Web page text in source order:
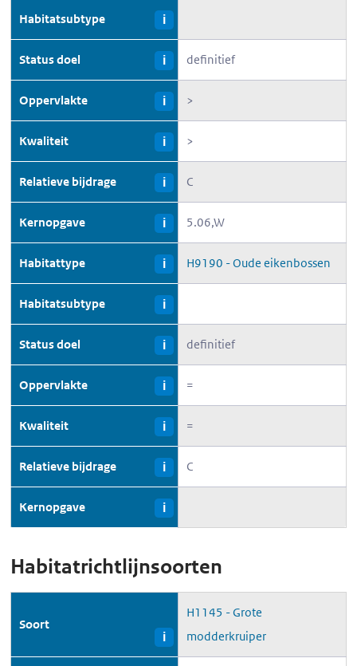
Habitatsubtype i
Status doel i definitief
Oppervlakte i >
Kwaliteit i >
Relatieve bijdrage i C
Kernopgave i 5.06,W
Habitattype i H9190 - Oude eikenbossen
Habitatsubtype i
Status doel i definitief
Oppervlakte i =
Kwaliteit i =
Relatieve bijdrage i C
Kernopgave i
Habitatrichtlijnsoorten
Soort
i
H1145 - Grote
modderkruiper